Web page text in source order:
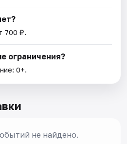
700 ₽.
ограничения?
0+.
не найдено.